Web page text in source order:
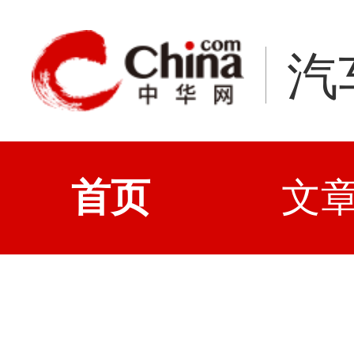
汽
首页 文